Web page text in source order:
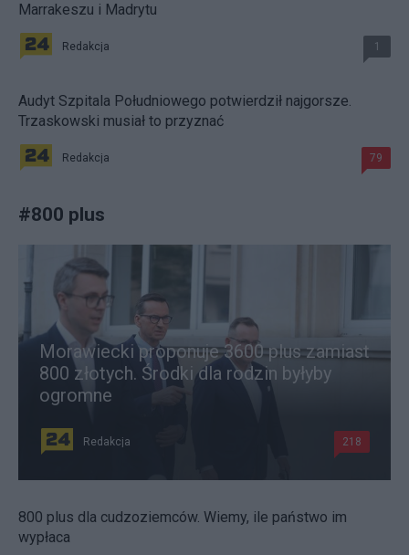
Marrakeszu i Madrytu
Redakcja 1
Audyt Szpitala Południowego potwierdził najgorsze.
Trzaskowski musiał to przyznać
Redakcja 79
#800 plus
Morawiecki proponuje 3600 plus zamiast
800 złotych. Środki dla rodzin byłyby
ogromne
Redakcja 218
800 plus dla cudzoziemców. Wiemy, ile państwo im
wypłaca